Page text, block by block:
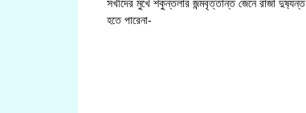
সখীদের মুখে শকুন্তলার জন্মবৃত্তান্ত জেনে রাজা
হতে পারেনা-